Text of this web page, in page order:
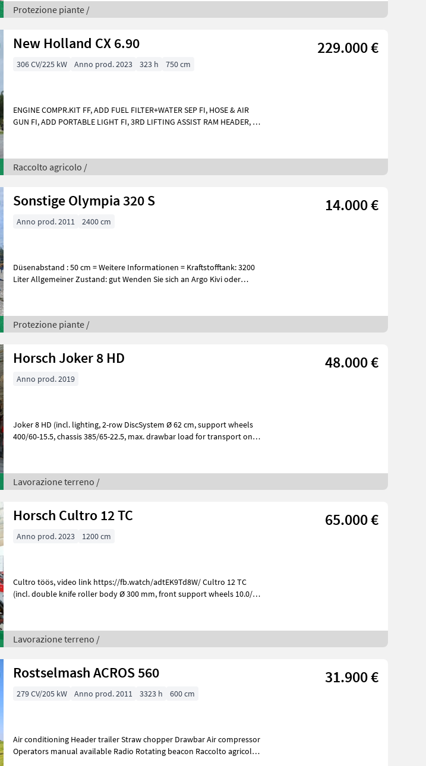
Protezione piante /
New Holland CX 6.90 229.000 €
306 CV/225 kW Anno prod. 2023 323 h 750 cm
ENGINE COMPR.KIT FF, ADD FUEL FILTER+WATER SEP FI, HOSE & AIR
GUN FI, ADD PORTABLE LIGHT FI, 3RD LIFTING ASSIST RAM HEADER, 3
Raccolto agricolo /
Sonstige Olympia 320 S 14.000 €
Anno prod. 2011 2400 cm
Düsenabstand : 50 cm = Weitere Informationen = Kraftstofftank: 3200
Liter Allgemeiner Zustand: gut Wenden Sie sich an Argo Kivi oder
Protezione piante /
Horsch Joker 8 HD 48.000 €
Anno prod. 2019
Joker 8 HD (incl. lighting, 2-row DiscSystem Ø 62 cm, support wheels
400/60-15.5, chassis 385/65-22.5, max. drawbar load for transport on
Lavorazione terreno /
Horsch Cultro 12 TC 65.000 €
Anno prod. 2023 1200 cm
Cultro töös, video link https://fb.watch/adtEK9Td8W/ Cultro 12 TC
(incl. double knife roller body Ø 300 mm, front support wheels 10.0/75-
Lavorazione terreno /
Rostselmash ACROS 560 31.900 €
279 CV/205 kW Anno prod. 2011 3323 h 600 cm
Air conditioning Header trailer Straw chopper Drawbar Air compressor
Operators manual available Radio Rotating beacon Raccolto agricolo